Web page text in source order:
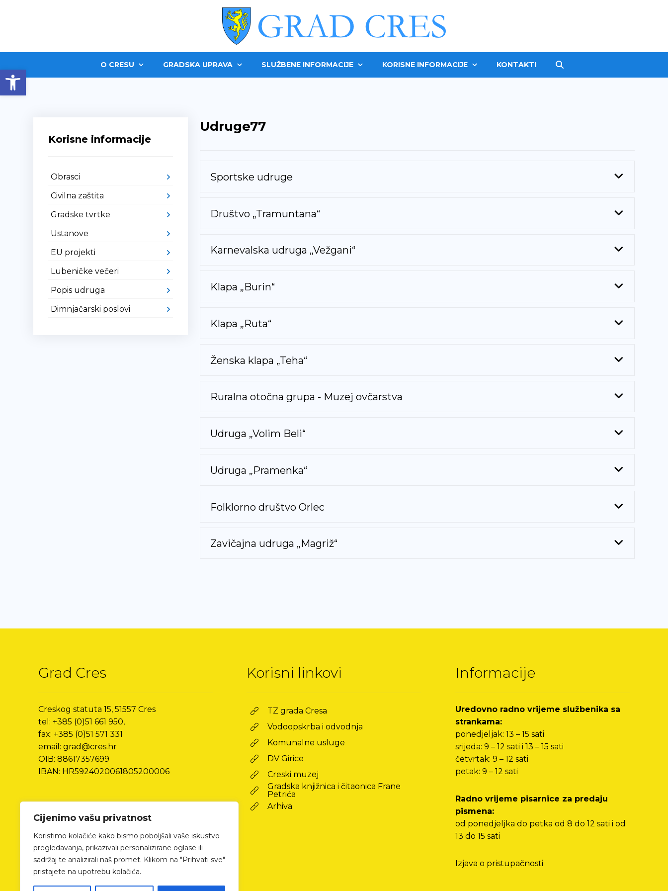
Open toolbar
Cijenimo vašu privatnost
Koristimo kolačiće kako bismo poboljšali vaše iskustvo
pregledavanja, prikazivali personalizirane oglase ili
sadržaj te analizirali naš promet. Klikom na "Prihvati sve"
pristajete na upotrebu kolačića.
O CRESU GRADSKA UPRAVA SLUŽBENE INFORMACIJE KORISNE INFORMACIJE KONTAKTI
Udruge77
Sportske udruge
Društvo „Tramuntana“
Karnevalska udruga „Vežgani“
Klapa „Burin“
Klapa „Ruta“
Ženska klapa „Teha“
Ruralna otočna grupa - Muzej ovčarstva
Udruga „Volim Beli“
Udruga „Pramenka“
Folklorno društvo Orlec
Zavičajna udruga „Magriž“
Korisne informacije
Obrasci
Civilna zaštita
Gradske tvrtke
Ustanove
EU projekti
Lubeničke večeri
Popis udruga
Dimnjačarski poslovi
Grad Cres
Creskog statuta 15, 51557 Cres
tel: +385 (0)51 661 950,
fax: +385 (0)51 571 331
email: grad@cres.hr
OIB: 88617357699
IBAN: HR5924020061805200006
Korisni linkovi
TZ grada Cresa
Vodoopskrba i odvodnja
Komunalne usluge
DV Girice
Creski muzej
Gradska knjižnica i čitaonica Frane
Petrića
Arhiva
Informacije
Uredovno radno vrijeme službenika sa
strankama:
ponedjeljak: 13 – 15 sati
srijeda: 9 – 12 sati i 13 – 15 sati
četvrtak: 9 – 12 sati
petak: 9 – 12 sati
Radno vrijeme pisarnice za predaju
pismena:
od ponedjeljka do petka od 8 do 12 sati i od
13 do 15 sati
Izjava o pristupačnosti